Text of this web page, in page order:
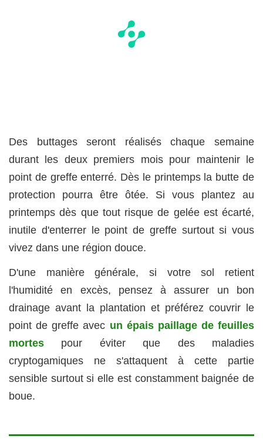
Des buttages seront réalisés chaque semaine
durant les deux premiers mois pour maintenir le
point de greffe enterré. Dès le printemps la butte de
protection pourra être ôtée. Si vous plantez au
printemps dès que tout risque de gelée est écarté,
inutile d'enterrer le point de greffe surtout si vous
vivez dans une région douce.
D'une manière générale, si votre sol retient
l'humidité en excès, pensez à assurer un bon
drainage avant la plantation et préférez couvrir le
point de greffe avec un épais paillage de feuilles
mortes pour éviter que des maladies
cryptogamiques ne s'attaquent à cette partie
sensible surtout si elle est constamment baignée de
boue.